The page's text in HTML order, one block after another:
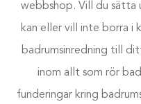
webbshop. Vill du sätta
kan eller vill inte borra i
badrumsinredning till
inom allt som rör
funderingar kring